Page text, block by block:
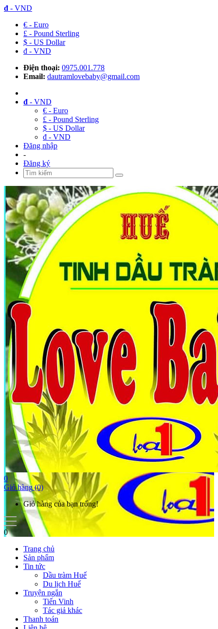
đ - VND
€ - Euro
£ - Pound Sterling
$ - US Dollar
đ - VND
Điện thoại: 0975.001.778
Email: dautramlovebaby@gmail.com
đ - VND
€ - Euro
£ - Pound Sterling
$ - US Dollar
đ - VND
Đăng nhập
-
Đăng ký
0
Giỏ hàng (0)
Giỏ hàng của bạn trống!
0
Trang chủ
Sản phẩm
Tin tức
Dầu tràm Huế
Du lịch Huế
Truyện ngắn
Tiến Vinh
Tác giả khác
Thanh toán